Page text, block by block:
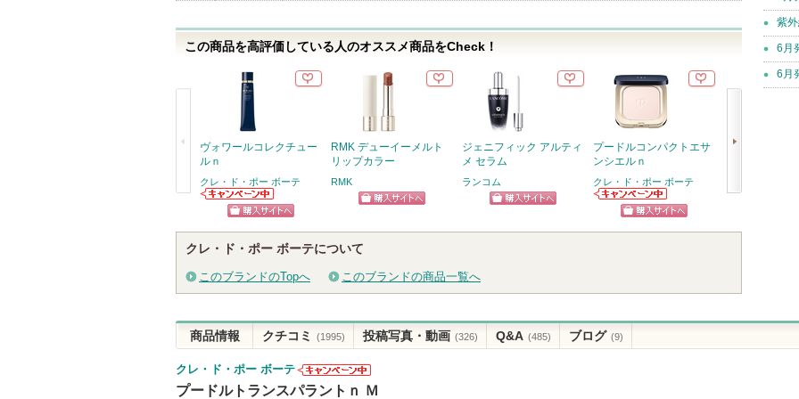
この商品を高評価している人のオススメ商品をCheck！
ヴォワールコレクチュー
ルｎ
クレ・ド・ポー ボーテ
クレ・ド・ポー
ボーテからのお
知らせがありま
す
ショッピン
グサイトへ
RMK デューイーメルト
リップカラー
RMK
ジェニフィック アルティ
メ セラム
ランコム
プードルコンパクトエサ
ンシエルｎ
クレ・ド・ポー ボーテ
クレ・ド・ポー
ボーテからのお
知らせがありま
ショッピン
ジェノプティ
クレ・ド・ポー ボーテについて
このブランドのTopへ このブランドの商品一覧へ
紫
6月
6月
商品情報 クチコミ (1995) 投稿写真・動画 (326) Q&A (485) ブログ (9)
クレ・ド・ポー ボーテ
クレ・ド・ポ
プードルトランスパラントｎ Ｍ